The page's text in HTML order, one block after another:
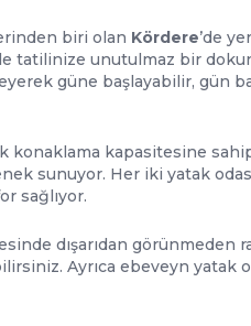
biri olan Kördere’de
unutulmaz bir
güne başlayabilir, gün
konaklama kapasitesine
sunuyor. Her iki yatak
sağlıyor.
dışarıdan
Ayrıca ebeveyn